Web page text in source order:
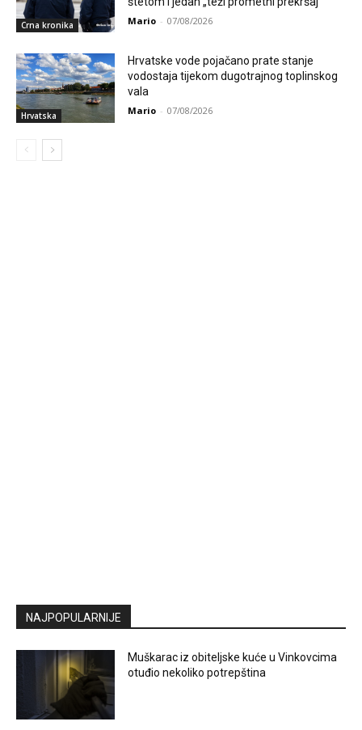
Crna kronika Mario - 07/08/2026
Hrvatska
Hrvatske vode pojačano prate stanje
vodostaja tijekom dugotrajnog toplinskog
vala
Mario - 07/08/2026
NAJPOPULARNIJE
Muškarac iz obiteljske kuće u Vinkovcima
otuđio nekoliko potrepština